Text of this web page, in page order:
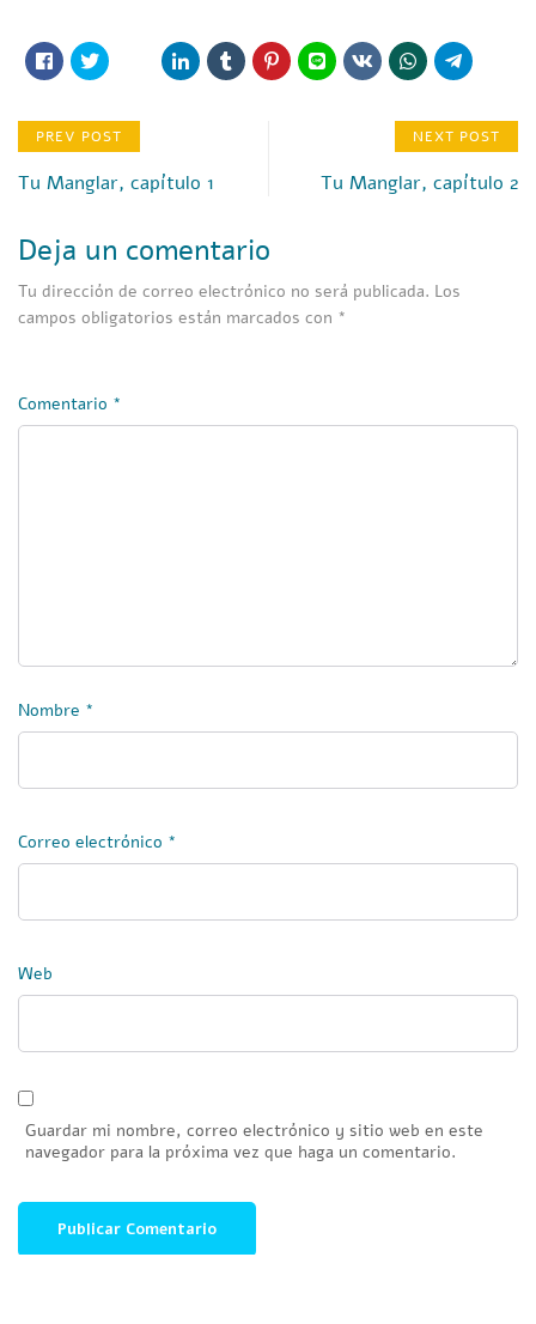
PREV POST
Tu Manglar, capítulo 1
NEXT POST
Tu Manglar, capítulo 2
Deja un comentario
Tu dirección de correo electrónico no será publicada. Los
campos obligatorios están marcados con *
Comentario *
Nombre *
Correo electrónico *
Web
Guardar mi nombre, correo electrónico y sitio web en este
navegador para la próxima vez que haga un comentario.